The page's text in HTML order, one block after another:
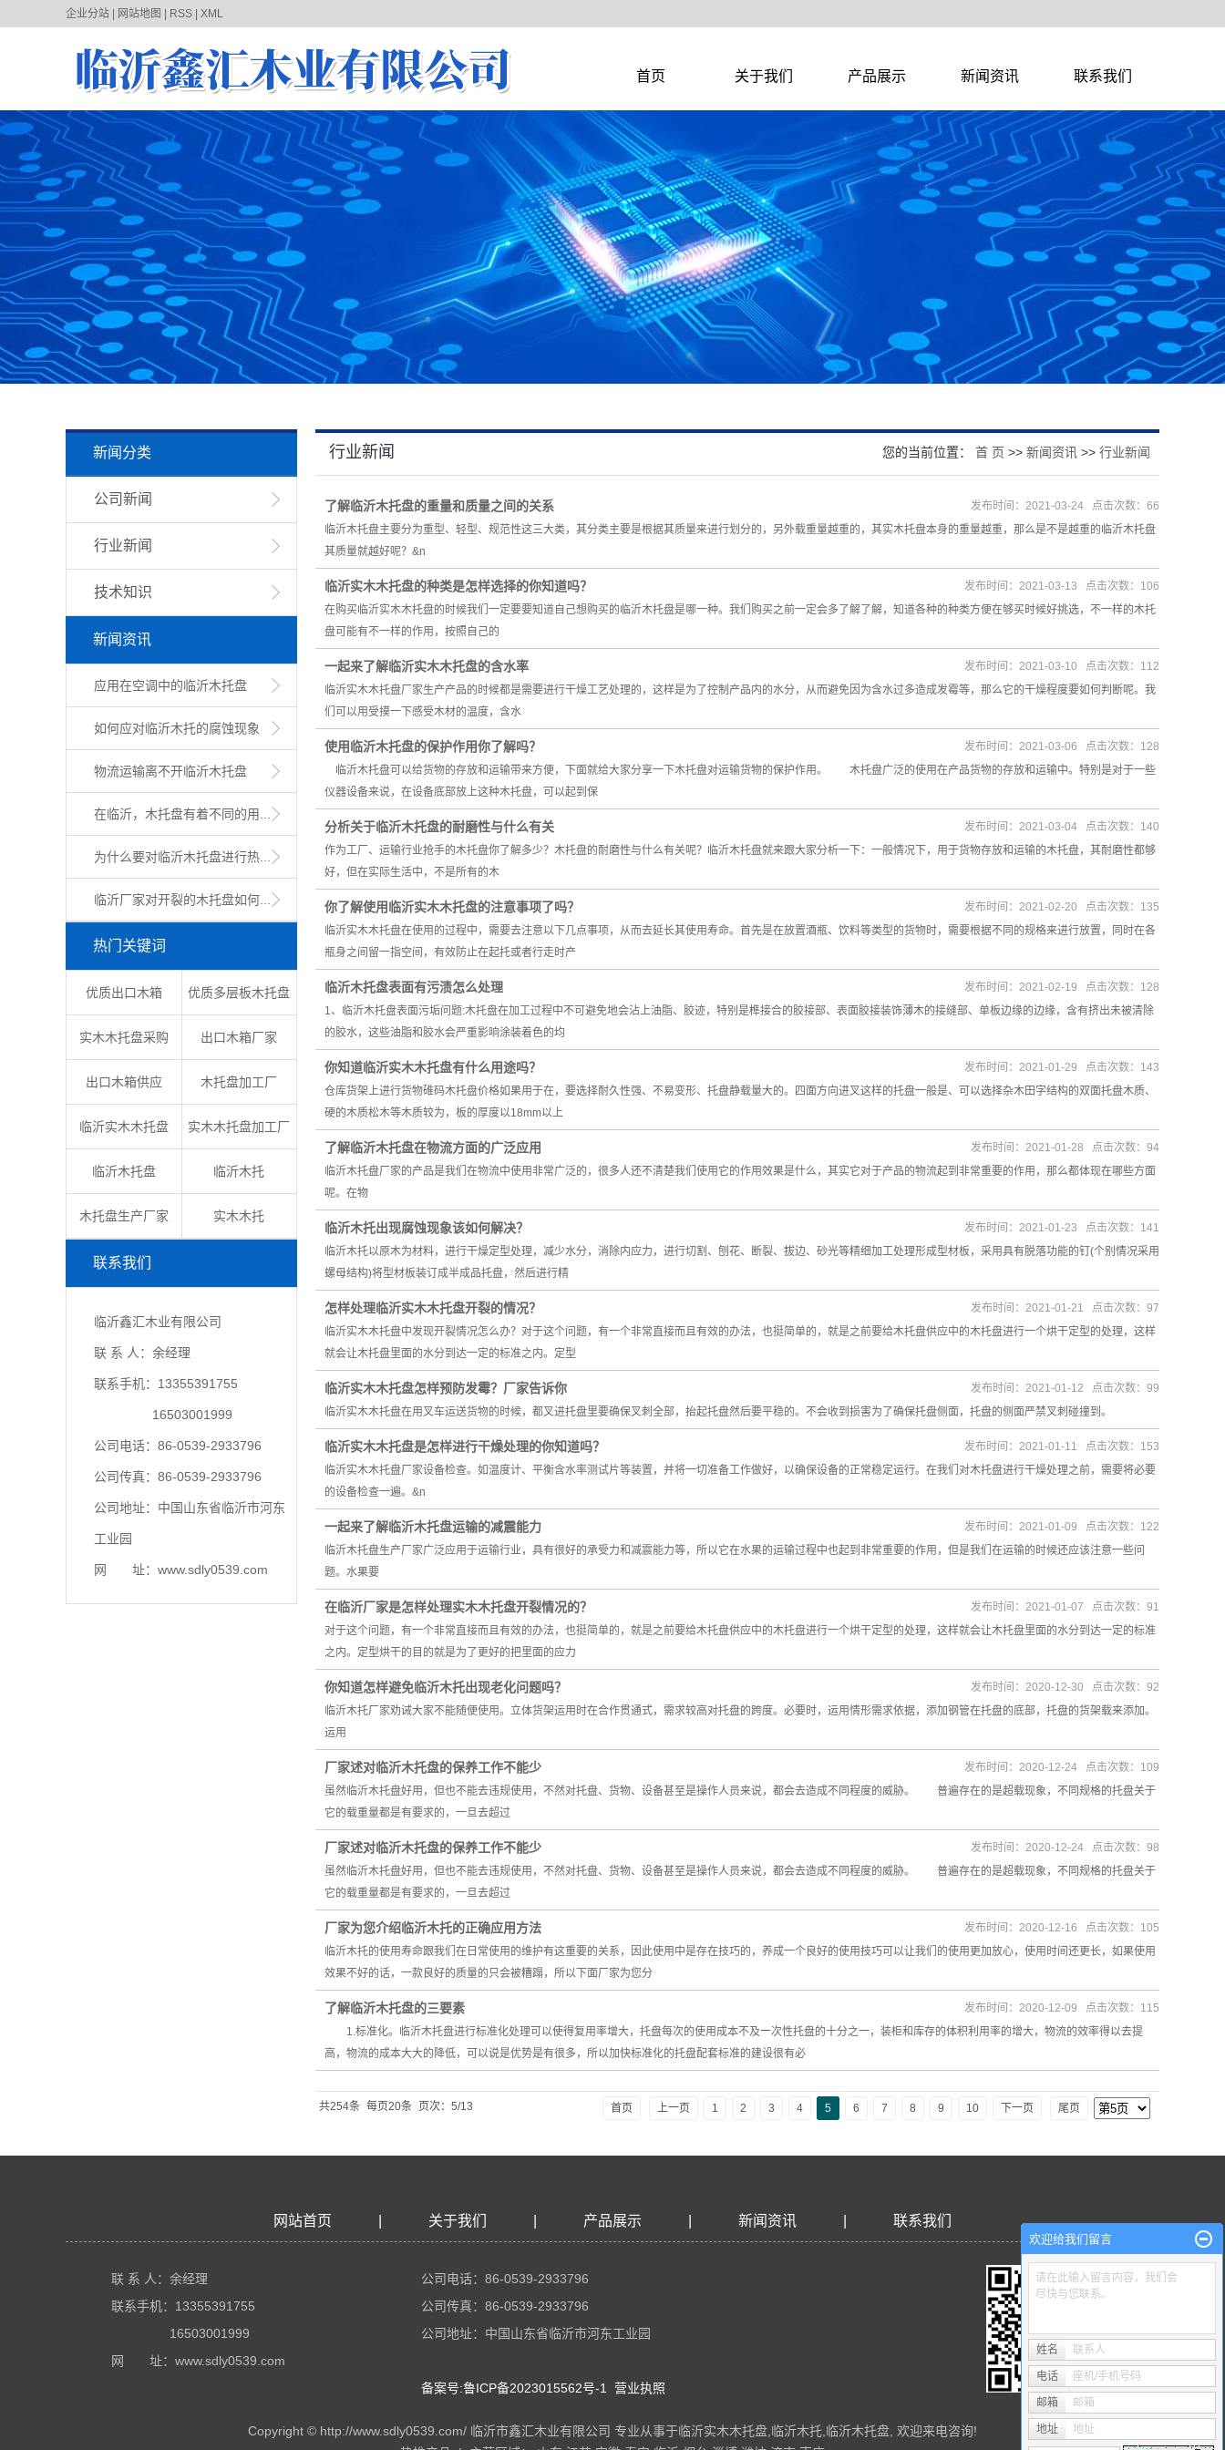
企业分站 网站地图 RSS XML
首页 关于我们 产品展示 新闻资讯 联系我们
新闻分类
公司新闻
行业新闻
技术知识
新闻资讯
应用在空调中的临沂木托盘
如何应对临沂木托的腐蚀现象
物流运输离不开临沂木托盘
在临沂，木托盘有着不同的用...
为什么要对临沂木托盘进行热...
临沂厂家对开裂的木托盘如何...
热门关键词
优质出口木箱 优质多层板木托盘
实木木托盘采购 出口木箱厂家
出口木箱供应 木托盘加工厂
临沂实木木托盘 实木木托盘加工厂
临沂木托盘 临沂木托
木托盘生产厂家 实木木托
联系我们
临沂鑫汇木业有限公司
联 系 人：余经理
联系手机：13355391755
16503001999
公司电话：86-0539-2933796
公司传真：86-0539-2933796
公司地址：中国山东省临沂市河东
工业园
网 址：www.sdly0539.com
行业新闻 您的当前位置： 首 页 >> 新闻资讯 >> 行业新闻
了解临沂木托盘的重量和质量之间的关系
临沂木托盘主要分为重型、轻型、规范性这三大类，其分类主要是根据其质量来进行划分的，另外载重量越重的，其实木托盘本身的重量越重，那么是不是越重的临沂木托盘
其质量就越好呢？&n
发布时间：2021-03-24 点击次数：66
临沂实木木托盘的种类是怎样选择的你知道吗？
在购买临沂实木木托盘的时候我们一定要要知道自己想购买的临沂木托盘是哪一种。我们购买之前一定会多了解了解，知道各种的种类方便在够买时候好挑选，不一样的木托
盘可能有不一样的作用，按照自己的
发布时间：2021-03-13 点击次数：106
一起来了解临沂实木木托盘的含水率
临沂实木木托盘厂家生产产品的时候都是需要进行干燥工艺处理的，这样是为了控制产品内的水分，从而避免因为含水过多造成发霉等，那么它的干燥程度要如何判断呢。我
们可以用受摸一下感受木材的温度，含水
发布时间：2021-03-10 点击次数：112
使用临沂木托盘的保护作用你了解吗？
临沂木托盘可以给货物的存放和运输带来方便，下面就给大家分享一下木托盘对运输货物的保护作用。 木托盘广泛的使用在产品货物的存放和运输中。特别是对于一些
仪器设备来说，在设备底部放上这种木托盘，可以起到保
发布时间：2021-03-06 点击次数：128
分析关于临沂木托盘的耐磨性与什么有关
作为工厂、运输行业抢手的木托盘你了解多少？木托盘的耐磨性与什么有关呢？临沂木托盘就来跟大家分析一下：一般情况下，用于货物存放和运输的木托盘，其耐磨性都够
好，但在实际生活中，不是所有的木
发布时间：2021-03-04 点击次数：140
你了解使用临沂实木木托盘的注意事项了吗？
临沂实木木托盘在使用的过程中，需要去注意以下几点事项，从而去延长其使用寿命。首先是在放置酒瓶、饮料等类型的货物时，需要根据不同的规格来进行放置，同时在各
瓶身之间留一指空间，有效防止在起托或者行走时产
发布时间：2021-02-20 点击次数：135
临沂木托盘表面有污渍怎么处理
1、临沂木托盘表面污垢问题:木托盘在加工过程中不可避免地会沾上油脂、胶迹，特别是榫接合的胶接部、表面胶接装饰薄木的接缝部、单板边缘的边缘，含有挤出未被清除
的胶水，这些油脂和胶水会严重影响涂装着色的均
发布时间：2021-02-19 点击次数：128
你知道临沂实木木托盘有什么用途吗？
仓库货架上进行货物碓码木托盘价格如果用于在，要选择耐久性强、不易变形、托盘静载量大的。四面方向进叉这样的托盘一般是、可以选择杂木田字结构的双面托盘木质、
硬的木质松木等木质较为，板的厚度以18mm以上
发布时间：2021-01-29 点击次数：143
了解临沂木托盘在物流方面的广泛应用
临沂木托盘厂家的产品是我们在物流中使用非常广泛的，很多人还不清楚我们使用它的作用效果是什么，其实它对于产品的物流起到非常重要的作用，那么都体现在哪些方面
呢。在物
发布时间：2021-01-28 点击次数：94
临沂木托出现腐蚀现象该如何解决？
临沂木托以原木为材料，进行干燥定型处理，减少水分，消除内应力，进行切割、刨花、断裂、拔边、砂光等精细加工处理形成型材板，采用具有脱落功能的钉(个别情况采用
螺母结构)将型材板装订成半成品托盘，然后进行精
发布时间：2021-01-23 点击次数：141
怎样处理临沂实木木托盘开裂的情况？
临沂实木木托盘中发现开裂情况怎么办？对于这个问题，有一个非常直接而且有效的办法，也挺简单的，就是之前要给木托盘供应中的木托盘进行一个烘干定型的处理，这样
就会让木托盘里面的水分到达一定的标准之内。定型
发布时间：2021-01-21 点击次数：97
临沂实木木托盘怎样预防发霉？厂家告诉你
临沂实木木托盘在用叉车运送货物的时候，都叉进托盘里要确保叉刺全部，抬起托盘然后要平稳的。不会收到损害为了确保托盘侧面，托盘的侧面严禁叉刺碰撞到。
发布时间：2021-01-12 点击次数：99
临沂实木木托盘是怎样进行干燥处理的你知道吗？
临沂实木木托盘厂家设备检查。如温度计、平衡含水率测试片等装置，并将一切准备工作做好，以确保设备的正常稳定运行。在我们对木托盘进行干燥处理之前，需要将必要
的设备检查一遍。&n
发布时间：2021-01-11 点击次数：153
一起来了解临沂木托盘运输的减震能力
临沂木托盘生产厂家广泛应用于运输行业，具有很好的承受力和减震能力等，所以它在水果的运输过程中也起到非常重要的作用，但是我们在运输的时候还应该注意一些问
题。水果要
发布时间：2021-01-09 点击次数：122
在临沂厂家是怎样处理实木木托盘开裂情况的？
对于这个问题，有一个非常直接而且有效的办法，也挺简单的，就是之前要给木托盘供应中的木托盘进行一个烘干定型的处理，这样就会让木托盘里面的水分到达一定的标准
之内。定型烘干的目的就是为了更好的把里面的应力
发布时间：2021-01-07 点击次数：91
你知道怎样避免临沂木托出现老化问题吗？
临沂木托厂家劝诫大家不能随便使用。立体货架运用时在合作贯通式，需求较高对托盘的跨度。必要时，运用情形需求依据，添加钢管在托盘的底部，托盘的货架载来添加。
运用
发布时间：2020-12-30 点击次数：92
厂家述对临沂木托盘的保养工作不能少
虽然临沂木托盘好用，但也不能去违规使用，不然对托盘、货物、设备甚至是操作人员来说，都会去造成不同程度的威胁。 普遍存在的是超载现象，不同规格的托盘关于
它的载重量都是有要求的，一旦去超过
发布时间：2020-12-24 点击次数：109
厂家述对临沂木托盘的保养工作不能少
虽然临沂木托盘好用，但也不能去违规使用，不然对托盘、货物、设备甚至是操作人员来说，都会去造成不同程度的威胁。 普遍存在的是超载现象，不同规格的托盘关于
它的载重量都是有要求的，一旦去超过
发布时间：2020-12-24 点击次数：98
厂家为您介绍临沂木托的正确应用方法
临沂木托的使用寿命跟我们在日常使用的维护有这重要的关系，因此使用中是存在技巧的，养成一个良好的使用技巧可以让我们的使用更加放心，使用时间还更长，如果使用
效果不好的话，一款良好的质量的只会被糟蹋，所以下面厂家为您分
发布时间：2020-12-16 点击次数：105
了解临沂木托盘的三要素
1.标准化。临沂木托盘进行标准化处理可以使得复用率增大，托盘每次的使用成本不及一次性托盘的十分之一，装柜和库存的体积利用率的增大，物流的效率得以去提
高，物流的成本大大的降低，可以说是优势是有很多，所以加快标准化的托盘配套标准的建设很有必
发布时间：2020-12-09 点击次数：115
共254条 每页20条 页次：5/13 首页 上一页 1 2 3 4 5 6 7 8 9 10 下一页 尾页
网站首页 关于我们 产品展示 新闻资讯 联系我们
联 系 人：余经理
联系手机：13355391755
16503001999
网 址：www.sdly0539.com
公司电话：86-0539-2933796
公司传真：86-0539-2933796
公司地址：中国山东省临沂市河东工业园
备案号:鲁ICP备2023015562号-1 营业执照
Copyright © http://www.sdly0539.com/ 临沂市鑫汇木业有限公司 专业从事于临沂实木木托盘 临沂木托 临沂木托盘 , 欢迎来电咨询!
欢迎给我们留言
请在此输入留言内容，我们会
尽快与您联系。
姓名 联系人
电话 座机/手机号码
邮箱 邮箱
地址 地址